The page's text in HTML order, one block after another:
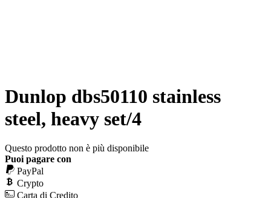
Dunlop dbs50110 stainless
steel, heavy set/4
Questo prodotto non è più disponibile
Puoi pagare con
PayPal
Crypto
Carta di Credito